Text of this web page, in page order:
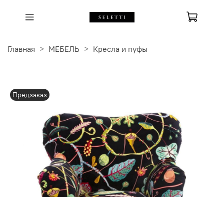
Главная МЕБЕЛЬ Кресла и пуфы
Предзаказ